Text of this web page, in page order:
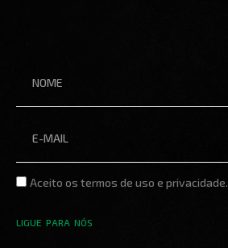
Termos
Aceito os termos de uso e privacidade.
LIGUE PARA NÓS